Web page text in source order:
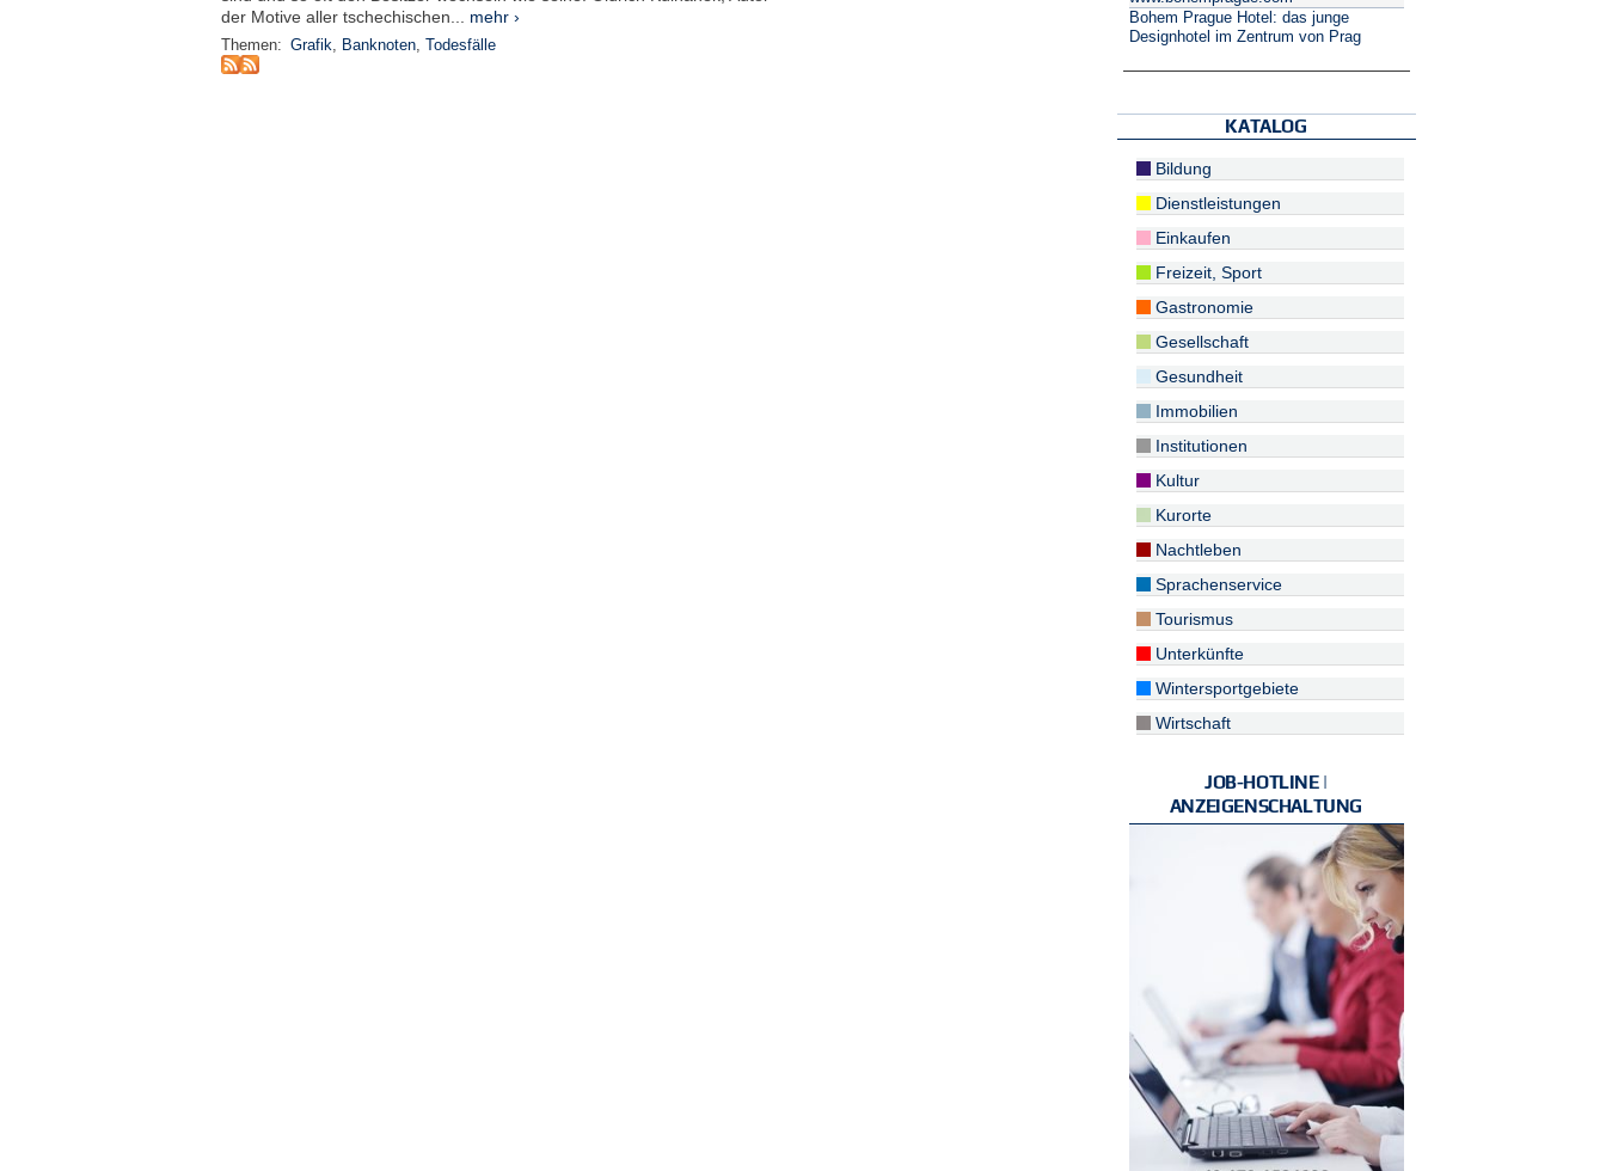
der Motive aller tschechischen... mehr ›
Themen: Grafik, Banknoten, Todesfälle
Bohem Prague Hotel: das junge
Designhotel im Zentrum von Prag
KATALOG
Bildung
Dienstleistungen
Einkaufen
Freizeit, Sport
Gastronomie
Gesellschaft
Gesundheit
Immobilien
Institutionen
Kultur
Kurorte
Nachtleben
Sprachenservice
Tourismus
Unterkünfte
Wintersportgebiete
Wirtschaft
JOB-HOTLINE |
ANZEIGENSCHALTUNG